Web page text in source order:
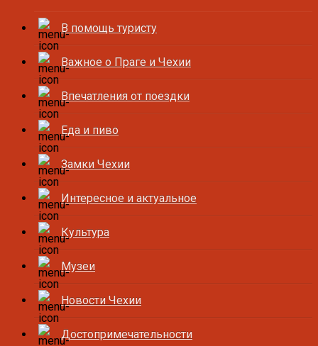
В помощь туристу
Важное о Праге и Чехии
Впечатления от поездки
Еда и пиво
Замки Чехии
Интересное и актуальное
Культура
Музеи
Новости Чехии
Достопримечательности